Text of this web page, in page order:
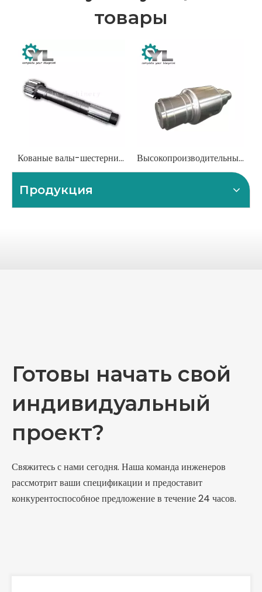
товары
Кованые валы-шестерни для тяжелых условий эксплуатации для горнодобывающих и строительных экскаваторов Высокопроизводительные валки из кованой стали для металлопрокатных станов
Продукция
Готовы начать свой
индивидуальный
проект?
Свяжитесь с нами сегодня. Наша команда инженеров
рассмотрит ваши спецификации и предоставит
конкурентоспособное предложение в течение 24 часов.